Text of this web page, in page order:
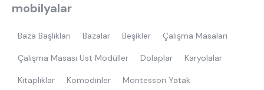
mobilyalar
Baza Başlıkları Bazalar Beşikler Çalışma Masaları
Çalışma Masası Üst Modüller Dolaplar Karyolalar
Kitaplıklar Komodinler Montessori Yatak